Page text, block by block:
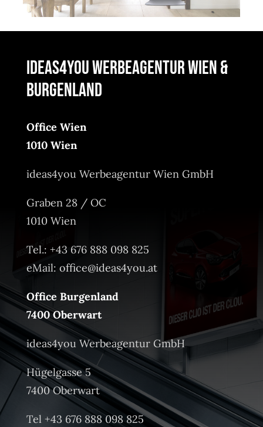
ideas4you Werbeagentur Wien &
Burgenland
Office Wien
1010 Wien
ideas4you Werbeagentur Wien GmbH
Graben 28 / OC
1010 Wien
Tel.: +43 676 888 098 825
eMail: office@ideas4you.at
Office Burgenland
7400 Oberwart
ideas4you Werbeagentur GmbH
Hügelgasse 5
7400 Oberwart
Tel +43 676 888 098 825